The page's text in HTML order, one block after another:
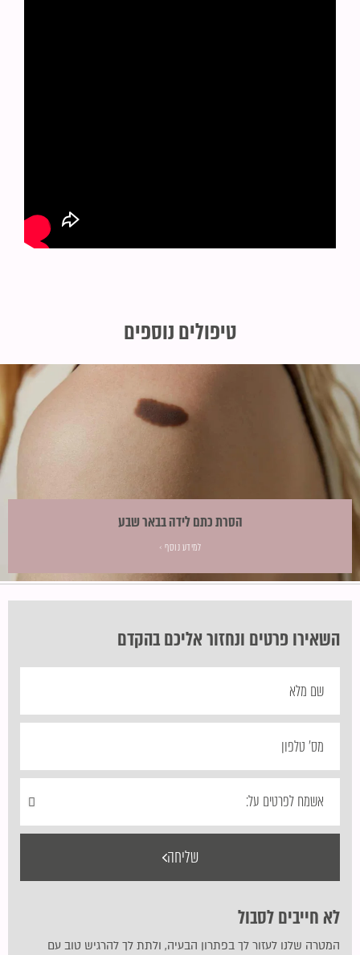
טיפולים נוספים
הסרת כתם לידה בבאר שבע
למידע נוסף ›
לא חייבים לסבול
המטרה שלנו לעזור לך בפתרון הבעיה, ולתת לך להרגיש טוב עם
השאירו פרטים ונחזור אליכם בהקדם
שליחה